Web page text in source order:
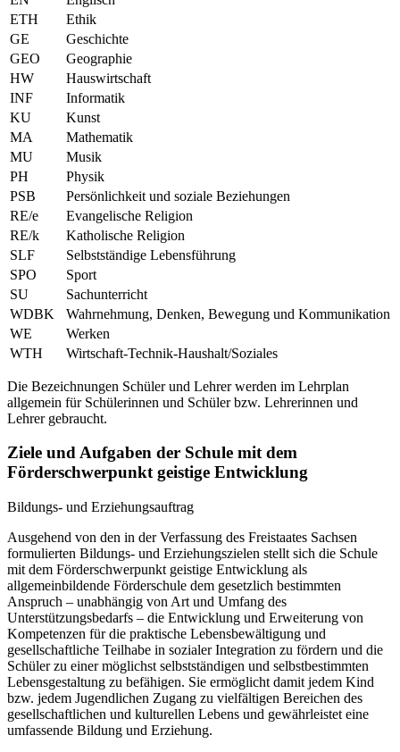
ETH
Ethik
GE
Geschichte
GEO
Geographie
HW
Hauswirtschaft
INF
Informatik
KU
Kunst
MA
Mathematik
MU
Musik
PH
Physik
PSB
Persönlichkeit und soziale Beziehungen
RE/e
Evangelische Religion
RE/k
Katholische Religion
SLF
Selbstständige Lebensführung
SPO
Sport
SU
Sachunterricht
WDBK
Wahrnehmung, Denken, Bewegung und Kommunikation
WE
Werken
WTH
Wirtschaft-Technik-Haushalt/Soziales
Die Bezeichnungen Schüler und Lehrer werden im Lehrplan
allgemein für Schülerinnen und Schüler bzw. Lehrerinnen und
Lehrer gebraucht.
Ziele und Aufgaben der Schule mit dem
Förderschwerpunkt geistige Entwicklung
Bildungs- und Erziehungsauftrag
Ausgehend von den in der Verfassung des Freistaates Sachsen
formulierten Bildungs- und Erziehungszielen stellt sich die Schule
mit dem Förderschwerpunkt geistige Entwicklung als
allgemeinbildende Förderschule dem gesetzlich bestimmten
Anspruch – unabhängig von Art und Umfang des
Unterstützungsbedarfs – die Entwicklung und Erweiterung von
Kompetenzen für die praktische Lebensbewältigung und
gesellschaftliche Teilhabe in sozialer Integration zu fördern und die
Schüler zu einer möglichst selbstständigen und selbstbestimmten
Lebensgestaltung zu befähigen. Sie ermöglicht damit jedem Kind
bzw. jedem Jugendlichen Zugang zu vielfältigen Bereichen des
gesellschaftlichen und kulturellen Lebens und gewährleistet eine
umfassende Bildung und Erziehung.